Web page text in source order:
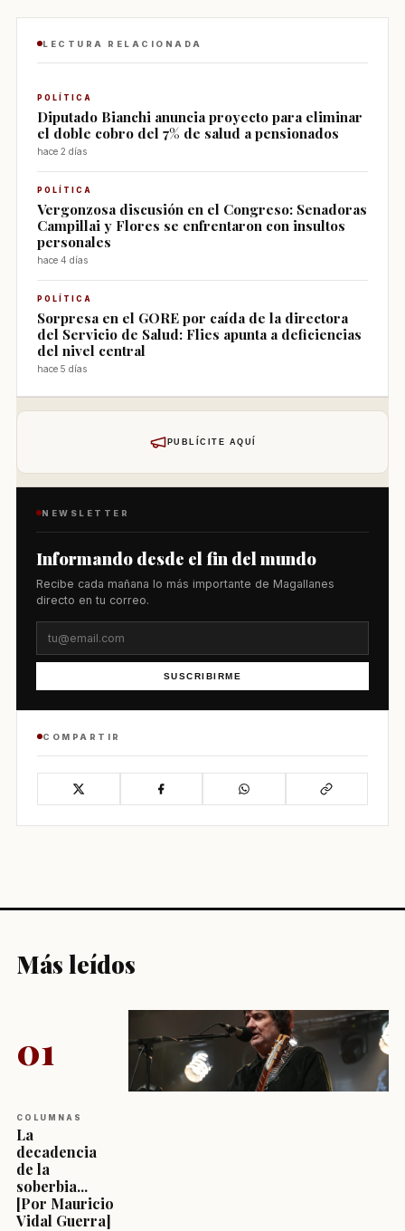
LECTURA RELACIONADA
POLÍTICA
Diputado Bianchi anuncia proyecto para eliminar
el doble cobro del 7% de salud a pensionados
hace 2 días
POLÍTICA
Vergonzosa discusión en el Congreso: Senadoras
Campillai y Flores se enfrentaron con insultos
personales
hace 4 días
POLÍTICA
Sorpresa en el GORE por caída de la directora
del Servicio de Salud: Flies apunta a deficiencias
del nivel central
hace 5 días
PUBLÍCITE AQUÍ
NEWSLETTER
Informando desde el fin del mundo
Recibe cada mañana lo más importante de Magallanes
directo en tu correo.
SUSCRIBIRME
COMPARTIR
Más leídos
01
COLUMNAS
La
decadencia
de la
soberbia...
[Por Mauricio
Vidal Guerra]